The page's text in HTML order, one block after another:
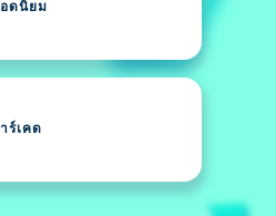
อดนิยม
ร์เคด